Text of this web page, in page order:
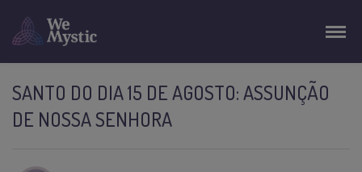
SANTO DO DIA 15 DE AGOSTO: ASSUNÇÃO
DE NOSSA SENHORA